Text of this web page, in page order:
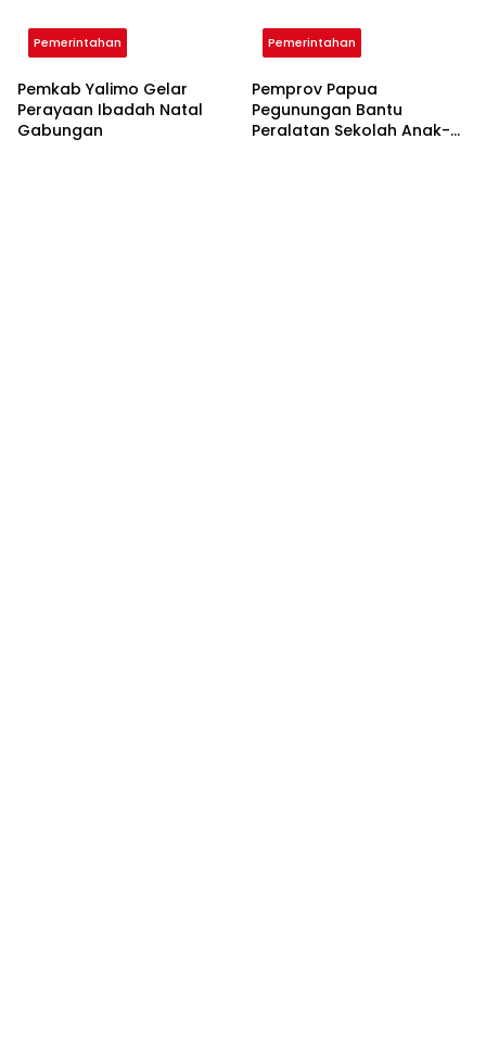
Pemerintahan
Pemkab Yalimo Gelar
Perayaan Ibadah Natal
Gabungan
Pemerintahan
Pemprov Papua
Pegunungan Bantu
Peralatan Sekolah Anak-